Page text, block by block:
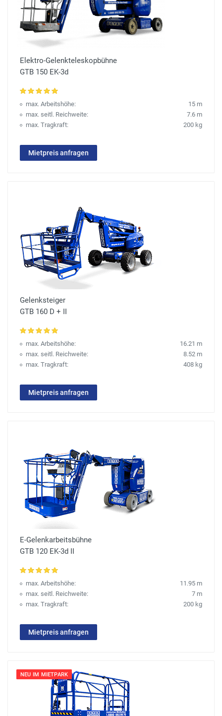
Elektro-Gelenkteleskopbühne
GTB 150 EK-3d
max. Arbeitshöhe:
15 m
max. seitl. Reichweite:
7.6 m
max. Tragkraft:
200 kg
Mietpreis anfragen
Gelenksteiger
GTB 160 D + II
max. Arbeitshöhe:
16.21 m
max. seitl. Reichweite:
8.52 m
max. Tragkraft:
408 kg
Mietpreis anfragen
E-Gelenkarbeitsbühne
GTB 120 EK-3d II
max. Arbeitshöhe:
11.95 m
max. seitl. Reichweite:
7 m
max. Tragkraft:
200 kg
Mietpreis anfragen
NEU IM MIETPARK